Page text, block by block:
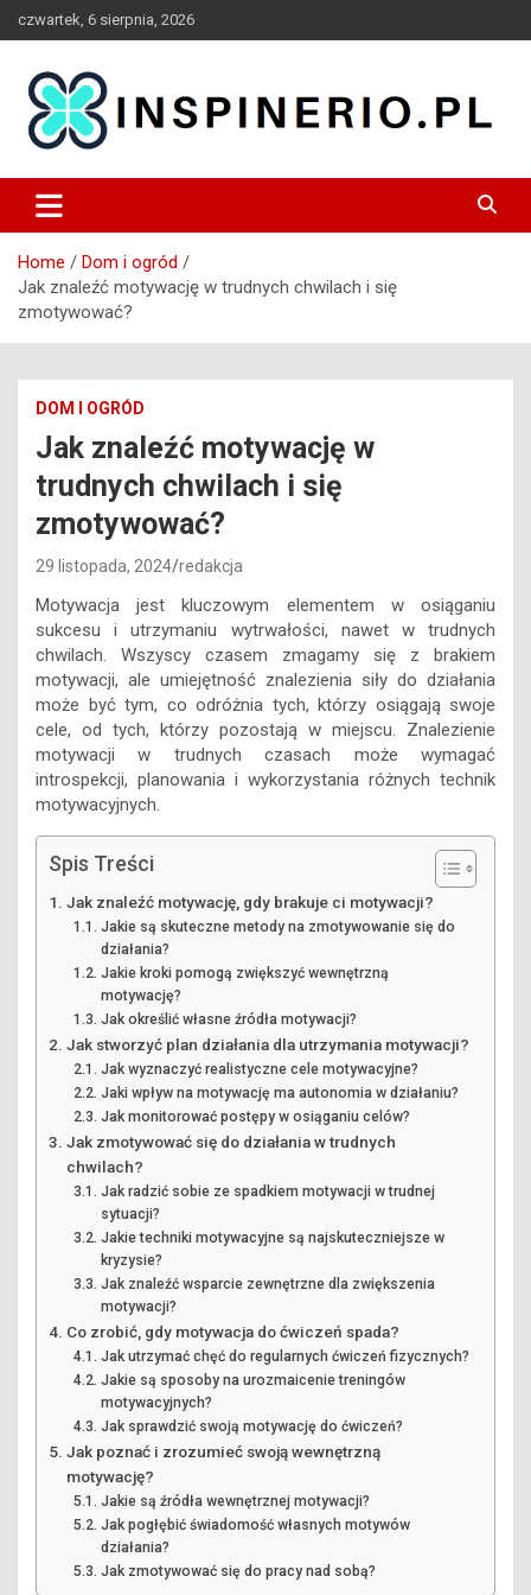
to
czwartek, 6 sierpnia, 2026
Inspinerio
Home
Dom i ogród
Jak znaleźć motywację w trudnych chwilach i się
zmotywować?
DOM I OGRÓD
Jak znaleźć motywację w
trudnych chwilach i się
zmotywować?
29 listopada, 2024 redakcja
Motywacja jest kluczowym elementem w osiąganiu
sukcesu i utrzymaniu wytrwałości, nawet w trudnych
chwilach. Wszyscy czasem zmagamy się z brakiem
motywacji, ale umiejętność znalezienia siły do działania
może być tym, co odróżnia tych, którzy osiągają swoje
cele, od tych, którzy pozostają w miejscu. Znalezienie
motywacji w trudnych czasach może wymagać
introspekcji, planowania i wykorzystania różnych technik
motywacyjnych.
Spis Treści
Jak znaleźć motywację, gdy brakuje ci motywacji?
Jakie są skuteczne metody na zmotywowanie się do
działania?
Jakie kroki pomogą zwiększyć wewnętrzną
motywację?
Jak określić własne źródła motywacji?
Jak stworzyć plan działania dla utrzymania motywacji?
Jak wyznaczyć realistyczne cele motywacyjne?
Jaki wpływ na motywację ma autonomia w działaniu?
Jak monitorować postępy w osiąganiu celów?
Jak zmotywować się do działania w trudnych
chwilach?
Jak radzić sobie ze spadkiem motywacji w trudnej
sytuacji?
Jakie techniki motywacyjne są najskuteczniejsze w
kryzysie?
Jak znaleźć wsparcie zewnętrzne dla zwiększenia
motywacji?
Co zrobić, gdy motywacja do ćwiczeń spada?
Jak utrzymać chęć do regularnych ćwiczeń fizycznych?
Jakie są sposoby na urozmaicenie treningów
motywacyjnych?
Jak sprawdzić swoją motywację do ćwiczeń?
Jak poznać i zrozumieć swoją wewnętrzną
motywację?
Jakie są źródła wewnętrznej motywacji?
Jak pogłębić świadomość własnych motywów
działania?
Jak zmotywować się do pracy nad sobą?